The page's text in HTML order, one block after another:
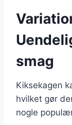
smag
Kiksekagen
hvilket gør
nogle